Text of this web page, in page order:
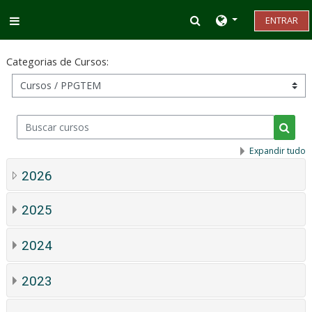
Alternar entrada
ENTRAR
Categorias de Cursos:
Buscar cursos
Expandir tudo
2026
2025
2024
2023